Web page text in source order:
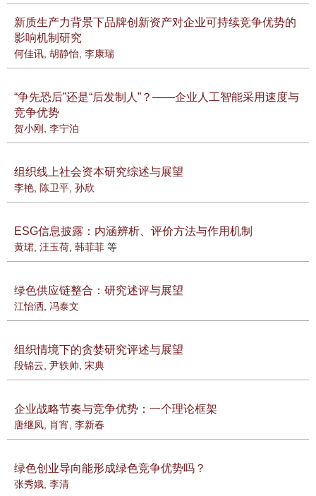
新质生产力背景下品牌创新资产对企业可持续竞争优势的
影响机制研究
何佳讯 胡静怡 李康瑞
“争先恐后”还是“后发制人”？——企业人工智能采用速度与
竞争优势
贺小刚 李宁泊
组织线上社会资本研究综述与展望
李艳 陈卫平 孙欣
ESG信息披露：内涵辨析、评价方法与作用机制
黄珺 汪玉荷 韩菲菲 等
绿色供应链整合：研究述评与展望
江怡洒 冯泰文
组织情境下的贪婪研究评述与展望
段锦云 尹轶帅 宋典
企业战略节奏与竞争优势：一个理论框架
唐继凤 肖宵 李新春
绿色创业导向能形成绿色竞争优势吗？
张秀娥 李清